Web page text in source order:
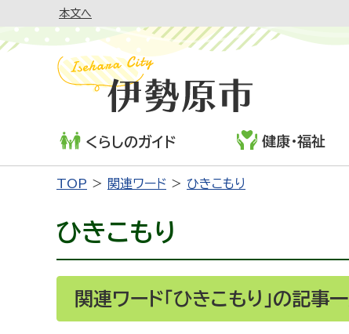
本文へ
くらしのガイド 健康・福祉
TOP 関連ワード ひきこもり
ひきこもり
関連ワード「ひきこもり」の記事